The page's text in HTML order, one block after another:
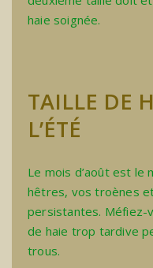
haie soignée.
TAILLE DE
L’ÉTÉ
Le mois d’août est le
hêtres, vos troènes
persistantes. Méfiez-
de haie trop tardive
trous.